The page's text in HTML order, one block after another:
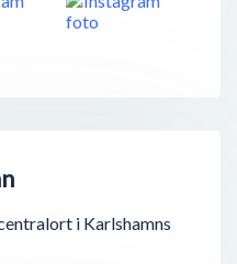
i Karlshamns